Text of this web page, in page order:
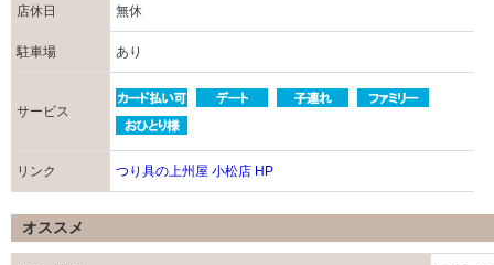
店休日 無休
駐車場 あり
サービス
リンク つり具の上州屋 小松店 HP
オススメ